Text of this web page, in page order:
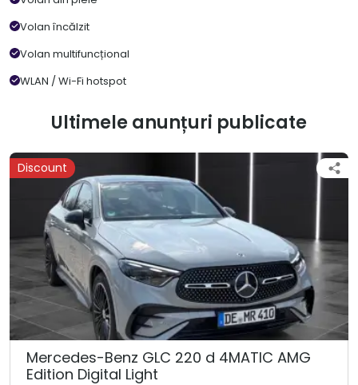
Volan încălzit
Volan multifuncțional
WLAN / Wi-Fi hotspot
Ultimele anunțuri publicate
Discount
Mercedes-Benz GLC 220 d 4MATIC AMG
Edition Digital Light